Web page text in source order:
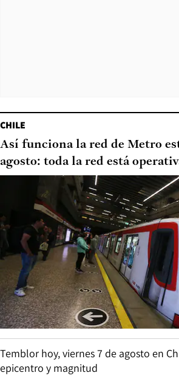
CHILE
Así funciona la red de Metro
agosto: toda la red está
Temblor hoy, viernes 7 de agosto en
epicentro y magnitud